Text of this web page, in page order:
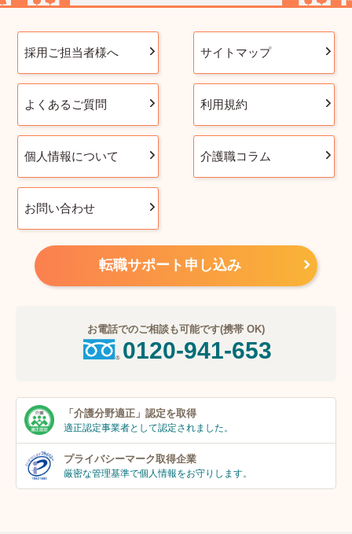
採用ご担当者様へ サイトマップ
よくあるご質問 利用規約
個人情報について 介護職コラム
お問い合わせ
転職サポート申し込み
お電話でのご相談も可能です(携帯 OK)
0120-941-653
「介護分野適正」 認定を取得
適正認定事業者として認定されました。
プライバシーマーク取得企業
厳密な管理基準で個人情報をお守りします。